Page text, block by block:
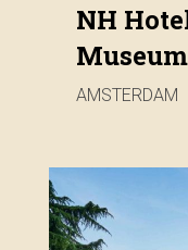
NH
AMSTERDAM